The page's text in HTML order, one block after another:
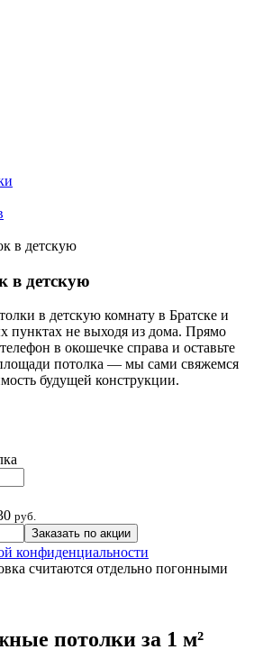
в детскую
в детскую
в детскую комнату в Братске и
пунктах не выходя из дома. Прямо
в окошечке справа и оставьте
потолка — мы сами свяжемся
будущей конструкции.
руб.
Заказать по акции
конфиденциальности
считаются отдельно погонными
потолки за 1 м²